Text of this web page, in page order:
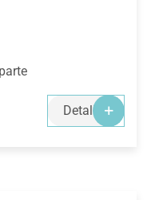
Detalles